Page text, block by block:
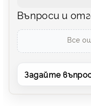
Въпроси и
Все
Задайте